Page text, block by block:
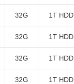
32G 1T HDD
32G 1T HDD
32G 1T HDD
32G 1T HDD